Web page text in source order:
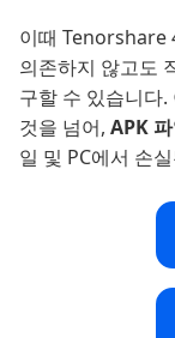
이때 Tenorshare
의존하지 않고도
구할 수 있습니다
것을 넘어, APK
일 및 PC에서 손